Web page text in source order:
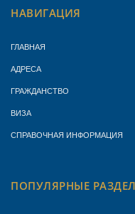
НАВИГАЦИЯ
ГЛАВНАЯ
АДРЕСА
ГРАЖДАНСТВО
ВИЗА
СПРАВОЧНАЯ ИНФОРМАЦИЯ
ПОПУЛЯРНЫЕ